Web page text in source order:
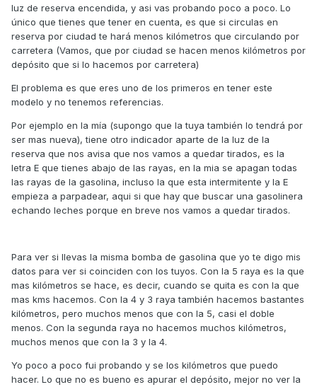
luz de reserva encendida, y asi vas probando poco a poco. Lo
único que tienes que tener en cuenta, es que si circulas en
reserva por ciudad te hará menos kilómetros que circulando por
carretera (Vamos, que por ciudad se hacen menos kilómetros por
depósito que si lo hacemos por carretera)
El problema es que eres uno de los primeros en tener este
modelo y no tenemos referencias.
Por ejemplo en la mía (supongo que la tuya también lo tendrá por
ser mas nueva), tiene otro indicador aparte de la luz de la
reserva que nos avisa que nos vamos a quedar tirados, es la
letra E que tienes abajo de las rayas, en la mia se apagan todas
las rayas de la gasolina, incluso la que esta intermitente y la E
empieza a parpadear, aqui si que hay que buscar una gasolinera
echando leches porque en breve nos vamos a quedar tirados.
Para ver si llevas la misma bomba de gasolina que yo te digo mis
datos para ver si coinciden con los tuyos. Con la 5 raya es la que
mas kilómetros se hace, es decir, cuando se quita es con la que
mas kms hacemos. Con la 4 y 3 raya también hacemos bastantes
kilómetros, pero muchos menos que con la 5, casi el doble
menos. Con la segunda raya no hacemos muchos kilómetros,
muchos menos que con la 3 y la 4.
Yo poco a poco fui probando y se los kilómetros que puedo
hacer. Lo que no es bueno es apurar el depósito, mejor no ver la